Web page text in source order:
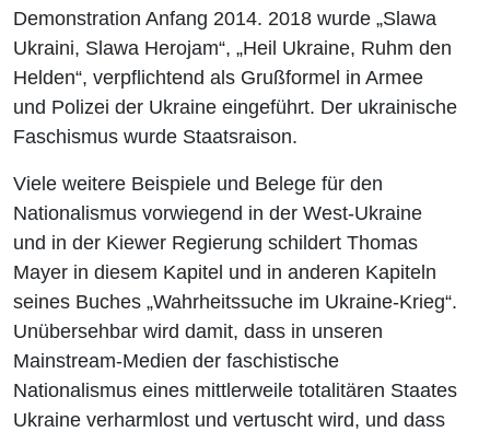
Demonstration Anfang 2014. 2018 wurde „Slawa
Ukraini, Slawa Herojam“, „Heil Ukraine, Ruhm den
Helden“, verpflichtend als Grußformel in Armee
und Polizei der Ukraine eingeführt. Der ukrainische
Faschismus wurde Staatsraison.
Viele weitere Beispiele und Belege für den
Nationalismus vorwiegend in der West-Ukraine
und in der Kiewer Regierung schildert Thomas
Mayer in diesem Kapitel und in anderen Kapiteln
seines Buches „Wahrheitssuche im Ukraine-Krieg“.
Unübersehbar wird damit, dass in unseren
Mainstream-Medien der faschistische
Nationalismus eines mittlerweile totalitären Staates
Ukraine verharmlost und vertuscht wird, und dass